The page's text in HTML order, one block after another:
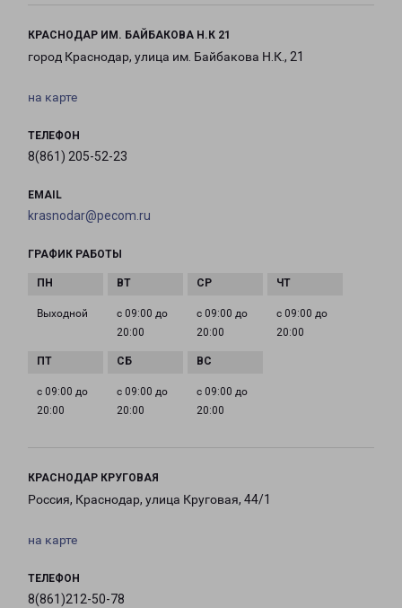
КРАСНОДАР ИМ. БАЙБАКОВА Н.К 21
город Краснодар, улица им. Байбакова Н.К., 21
на карте
ТЕЛЕФОН
8(861) 205-52-23
EMAIL
krasnodar@pecom.ru
ГРАФИК РАБОТЫ
Выходной
с 09:00 до
20:00
с 09:00 до
20:00
с 09:00 до
20:00
с 09:00 до
20:00
с 09:00 до
20:00
с 09:00 до
20:00
КРАСНОДАР КРУГОВАЯ
Россия, Краснодар, улица Круговая, 44/1
на карте
ТЕЛЕФОН
8(861)212-50-78